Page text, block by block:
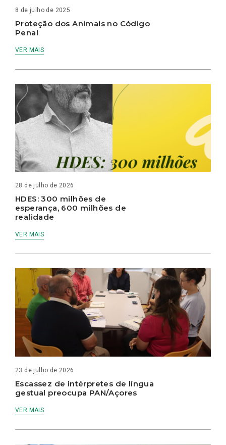
8 de julho de 2025
Proteção dos Animais no Código
Penal
VER MAIS
28 de julho de 2026
HDES: 300 milhões de
esperança, 600 milhões de
realidade
VER MAIS
23 de julho de 2026
Escassez de intérpretes de língua
gestual preocupa PAN/Açores
VER MAIS